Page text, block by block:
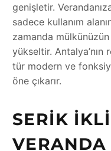
genişletir.
sadece kullanım
zamanda
yükseltir. Antalya’nın
tür modern ve
öne çıkarır.
SERIK
VERANDA